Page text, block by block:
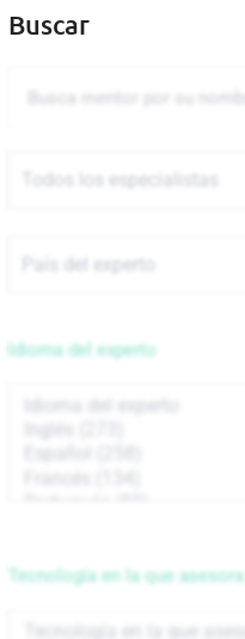
Buscar
Idioma del experto
Tecnología en la que asesora